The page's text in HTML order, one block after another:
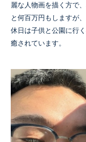
麗な人物画を描く方で
と何百万円もしますが
休日は子供と公園に行
癒されています。